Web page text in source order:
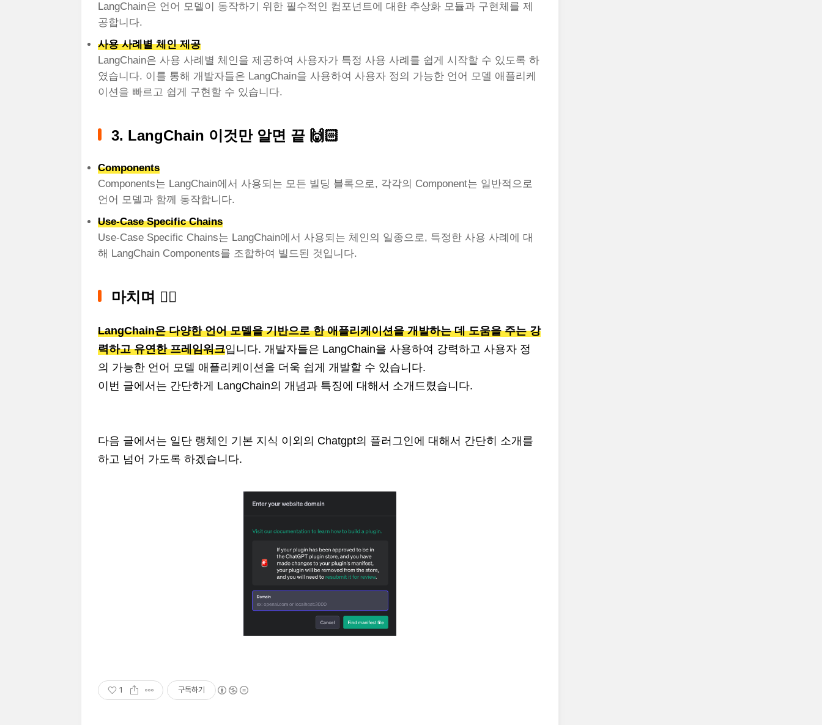
LangChain은 언어 모델이 동작하기 위한 필수적인 컴포넌트에 대한 추상화 모듈과 구현체를 제
공합니다.
사용 사례별 체인 제공
LangChain은 사용 사례별 체인을 제공하여 사용자가 특정 사용 사례를 쉽게 시작할 수 있도록 하
였습니다. 이를 통해 개발자들은 LangChain을 사용하여 사용자 정의 가능한 언어 모델 애플리케
이션을 빠르고 쉽게 구현할 수 있습니다.
3. LangChain 이것만 알면 끝 🙌🏻
Components
Components는 LangChain에서 사용되는 모든 빌딩 블록으로, 각각의 Component는 일반적으로
언어 모델과 함께 동작합니다.
Use-Case Specific Chains
Use-Case Specific Chains는 LangChain에서 사용되는 체인의 일종으로, 특정한 사용 사례에 대
해 LangChain Components를 조합하여 빌드된 것입니다.
마치며 🙇‍♂️
LangChain은 다양한 언어 모델을 기반으로 한 애플리케이션을 개발하는 데 도움을 주는 강
력하고 유연한 프레임워크입니다. 개발자들은 LangChain을 사용하여 강력하고 사용자 정
의 가능한 언어 모델 애플리케이션을 더욱 쉽게 개발할 수 있습니다.
이번 글에서는 간단하게 LangChain의 개념과 특징에 대해서 소개드렸습니다.
다음 글에서는 일단 랭체인 기본 지식 이외의 Chatgpt의 플러그인에 대해서 간단히 소개를
하고 넘어 가도록 하겠습니다.
1 구독하기